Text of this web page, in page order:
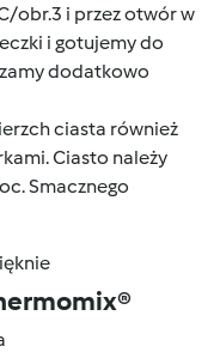
obr.3 i przez otwór w
i gotujemy do
dodatkowo
ciasta również
Ciasto należy
Smacznego